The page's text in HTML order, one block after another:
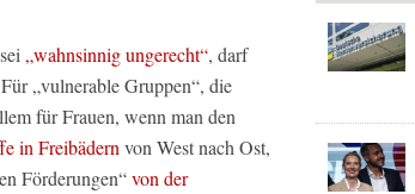
„wahnsinnig ungerecht“, darf
„vulnerable Gruppen“, die
für Frauen, wenn man den
in Freibädern von West nach Ost,
Förderungen“von der